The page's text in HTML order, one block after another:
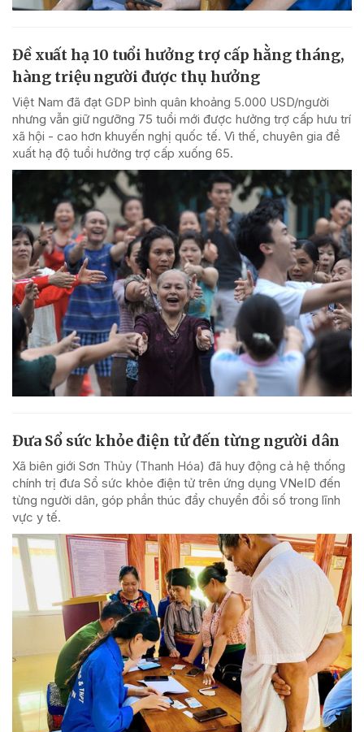
Đề xuất hạ 10 tuổi hưởng trợ cấp hằng tháng,
hàng triệu người được thụ hưởng
Việt Nam đã đạt GDP bình quân khoảng 5.000 USD/người
nhưng vẫn giữ ngưỡng 75 tuổi mới được hưởng trợ cấp hưu trí
xã hội - cao hơn khuyến nghị quốc tế. Vì thế, chuyên gia đề
xuất hạ độ tuổi hưởng trợ cấp xuống 65.
Đưa Sổ sức khỏe điện tử đến từng người dân
Xã biên giới Sơn Thủy (Thanh Hóa) đã huy động cả hệ thống
chính trị đưa Sổ sức khỏe điện tử trên ứng dụng VNeID đến
từng người dân, góp phần thúc đẩy chuyển đổi số trong lĩnh
vực y tế.